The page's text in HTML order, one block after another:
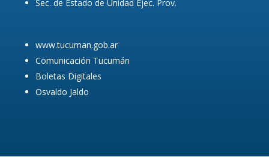
Sec. de Estado de Unidad Ejec. Prov.
www.tucuman.gob.ar
Comunicación Tucumán
Boletas Digitales
Osvaldo Jaldo